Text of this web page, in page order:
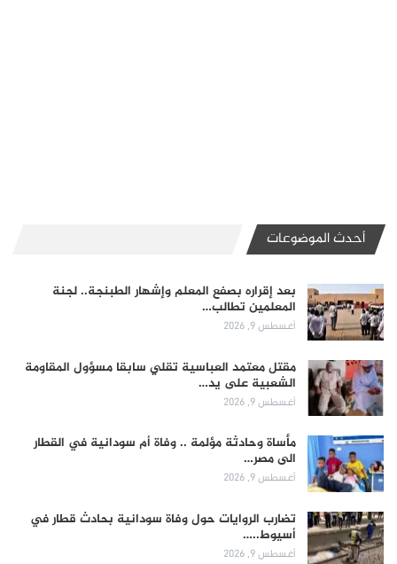
أحدث الموضوعات
بعد إقراره بصفع المعلم وإشهار الطبنجة.. لجنة
المعلمين تطالب…
أغسطس 9, 2026
مقتل معتمد العباسية تقلي سابقا مسؤول المقاومة
الشعبية على يد…
أغسطس 9, 2026
مأساة وحادثة مؤلمة .. وفاة أم سودانية في القطار
الى مصر…
أغسطس 9, 2026
تضارب الروايات حول وفاة سودانية بحادث قطار في
أسيوط..…
أغسطس 9, 2026